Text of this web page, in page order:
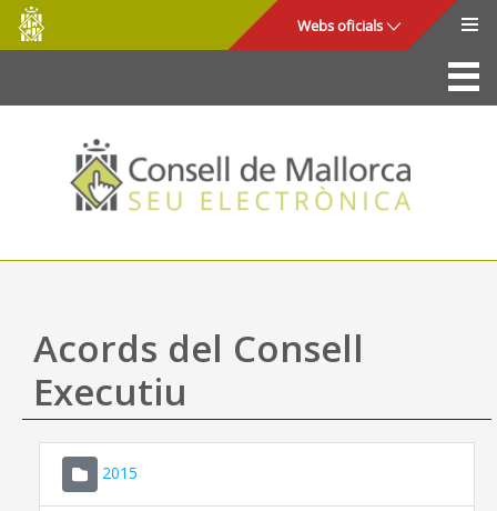
Salta al contingut principal
Consell
de
Mallorca
Webs oficials
La Seu
Consell de Mallorca
Accés i seguretat
Utilitats
Ajuda
Acords del Consell
Executiu
2015